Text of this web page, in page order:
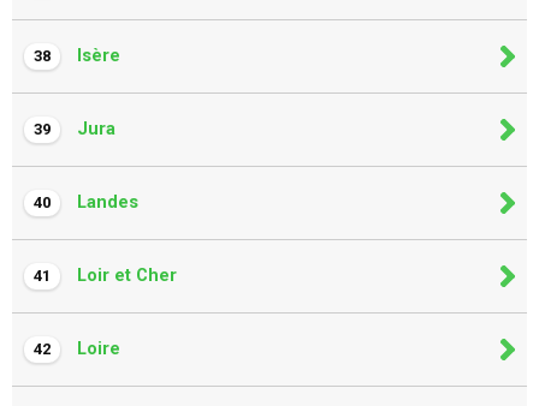
38 Isère
39 Jura
40 Landes
41 Loir et Cher
42 Loire